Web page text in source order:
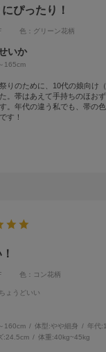
ぴったり！
色：グリーン花柄
いか
165cm
りのために、10代の娘向け
。帯はあえて手持ちのほお
。年代の違う私でも、帯の
す！
色：コン花柄
ょうどいい
160cm 体型:細身 年代:
:24.5cm 体重:40kg~45kg